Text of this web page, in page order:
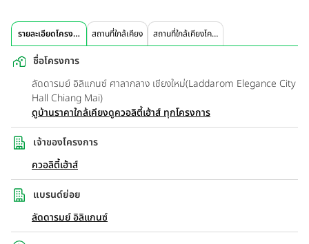
รายละเอียดโครงการ สถานที่ใกล้เคียง สถานที่ใกล้เคียงโครงการ
ชื่อโครงการ
ลัดดารมย์ อิลิแกนซ์ ศาลากลาง เชียงใหม่(Laddarom Elegance City
Hall Chiang Mai)
ดูบ้านราคาใกล้เคียงดูควอลิตี้เฮ้าส์ ทุกโครงการ
เจ้าของโครงการ
ควอลิตี้เฮ้าส์
แบรนด์ย่อย
ลัดดารมย์ อิลิแกนซ์